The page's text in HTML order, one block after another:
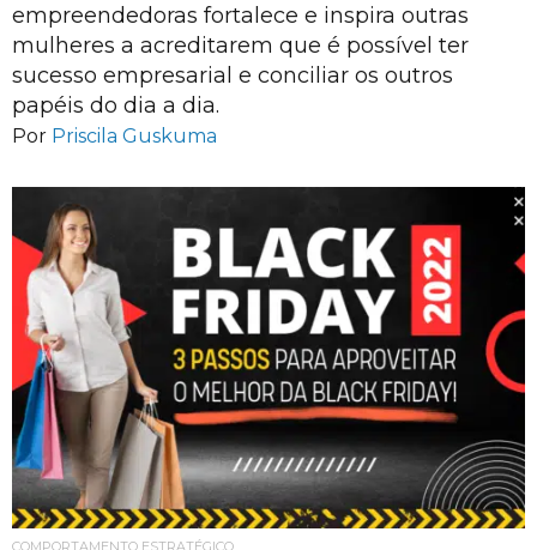
empreendedoras fortalece e inspira outras
mulheres a acreditarem que é possível ter
sucesso empresarial e conciliar os outros
papéis do dia a dia.
Por Priscila Guskuma